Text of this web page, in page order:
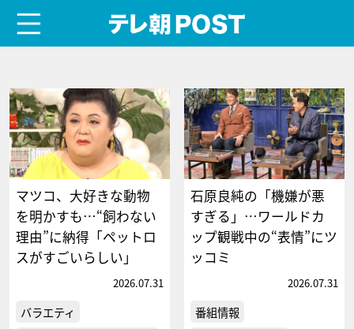
マツコ、大好きな動物
を明かすも…“飼わない
理由”に納得「ペットロ
スがすごいらしい」
2026.07.31
バラエティ
石原良純の「機嫌が悪
すぎる」…ワールドカ
ップ観戦中の“表情”にツ
ッコミ
2026.07.31
番組情報